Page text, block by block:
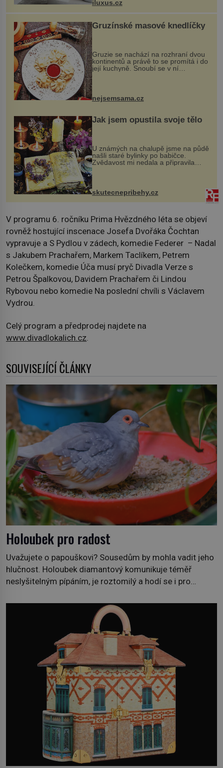
dnes umož...
iluxus.cz
Gruzínské masové knedlíčky
Gruzie se nachází na rozhraní dvou
kontinentů a právě to se promítá i do
její kuchyně. Snoubí se v ní
evropské a asijské chutě a díky tomu
pokrmy, které rozhodně st...
nejsemsama.cz
Jak jsem opustila svoje tělo
U známých na chalupě jsme na půdě
našli staré bylinky po babičce.
Zvědavost mi nedala a připravila
jsem si z nich lektvar… Zimní pobyt
na chalupě se pro mě vlastní vinou
změnil v děsivý zážitek, na kt...
skutecnepribehy.cz
V programu 6. ročníku Prima Hvězdného léta se objeví
rovněž hostující inscenace Josefa Dvořáka Čochtan
vypravuje a S Pydlou v zádech, komedie Federer – Nadal
s Jakubem Prachařem, Markem Taclíkem, Petrem
Kolečkem, komedie Úča musí pryč Divadla Verze s
Petrou Špalkovou, Davidem Prachařem či Lindou
Rybovou nebo komedie Na poslední chvíli s Václavem
Vydrou.
Celý program a předprodej najdete na
www.divadlokalich.cz.
SOUVISEJÍCÍ ČLÁNKY
Holoubek pro radost
Uvažujete o papouškovi? Sousedům by mohla vadit jeho
hlučnost. Holoubek diamantový komunikuje téměř
neslyšitelným pípáním, je roztomilý a hodí se i pro
klidného ptáčka, který většinu dne jen posedává. Hodně
času tráví na zemi, kde sbírá zbytky semínek Jeho
domovinou je prakticky celá Austrálie s výjimkou
pobřežní oblasti. […]